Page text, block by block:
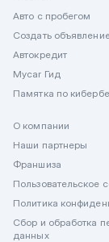
Авто с пробегом
Создать
Автокредит
Mycar Гид
Памятка по
О компании
Наши партнеры
Франшиза
Пользовательское
Политика
Сбор и обработка
данных